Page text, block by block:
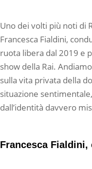
Uno dei volti più noti di
Francesca Fialdini,
ruota libera dal 2019 e
show della Rai.
sulla vita privata della
situazione
dall’identità davvero
Francesca